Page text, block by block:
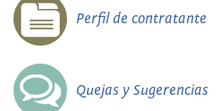
Perfil de contratante
Quejas y Sugerencias